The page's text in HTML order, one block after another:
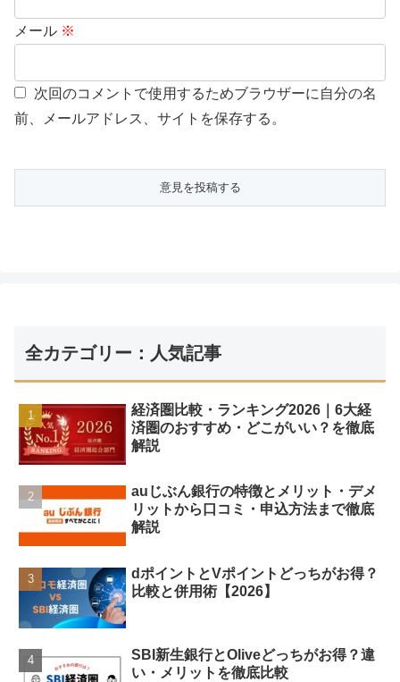
メール ※
次回のコメントで使用するためブラウザーに自分の名
前、メールアドレス、サイトを保存する。
全カテゴリー：人気記事
経済圏比較・ランキング2026｜6大経
済圏のおすすめ・どこがいい？を徹底
解説
auじぶん銀行の特徴とメリット・デメ
リットから口コミ・申込方法まで徹底
解説
dポイントとVポイントどっちがお得？
比較と併用術【2026】
SBI新生銀行とOliveどっちがお得？違
い・メリットを徹底比較